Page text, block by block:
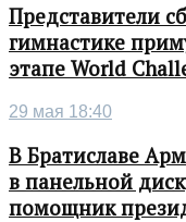
Представители
гимнастике
этапе World
29 мая 18:40
В Братиславе
в панельной
помощник